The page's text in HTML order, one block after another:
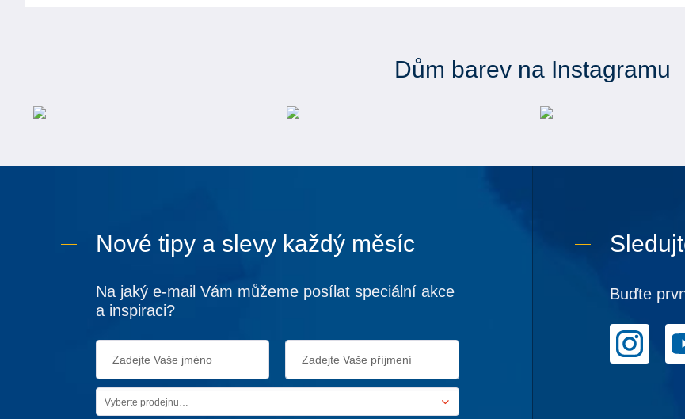
Dům barev na Instagramu
Nové tipy a slevy každý měsíc
Na jaký e-mail Vám můžeme posílat speciální akce
a inspiraci?
Vyberte prodejnu…
Buďte